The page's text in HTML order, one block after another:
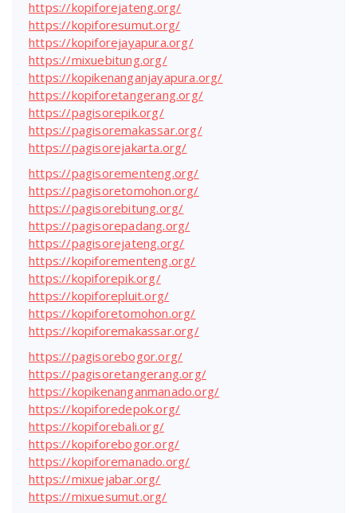
https://kopiforejateng.org/
https://kopiforesumut.org/
https://kopiforejayapura.org/
https://mixuebitung.org/
https://kopikenanganjayapura.org/
https://kopiforetangerang.org/
https://pagisorepik.org/
https://pagisoremakassar.org/
https://pagisorejakarta.org/
https://pagisorementeng.org/
https://pagisoretomohon.org/
https://pagisorebitung.org/
https://pagisorepadang.org/
https://pagisorejateng.org/
https://kopiforementeng.org/
https://kopiforepik.org/
https://kopiforepluit.org/
https://kopiforetomohon.org/
https://kopiforemakassar.org/
https://pagisorebogor.org/
https://pagisoretangerang.org/
https://kopikenanganmanado.org/
https://kopiforedepok.org/
https://kopiforebali.org/
https://kopiforebogor.org/
https://kopiforemanado.org/
https://mixuejabar.org/
https://mixuesumut.org/